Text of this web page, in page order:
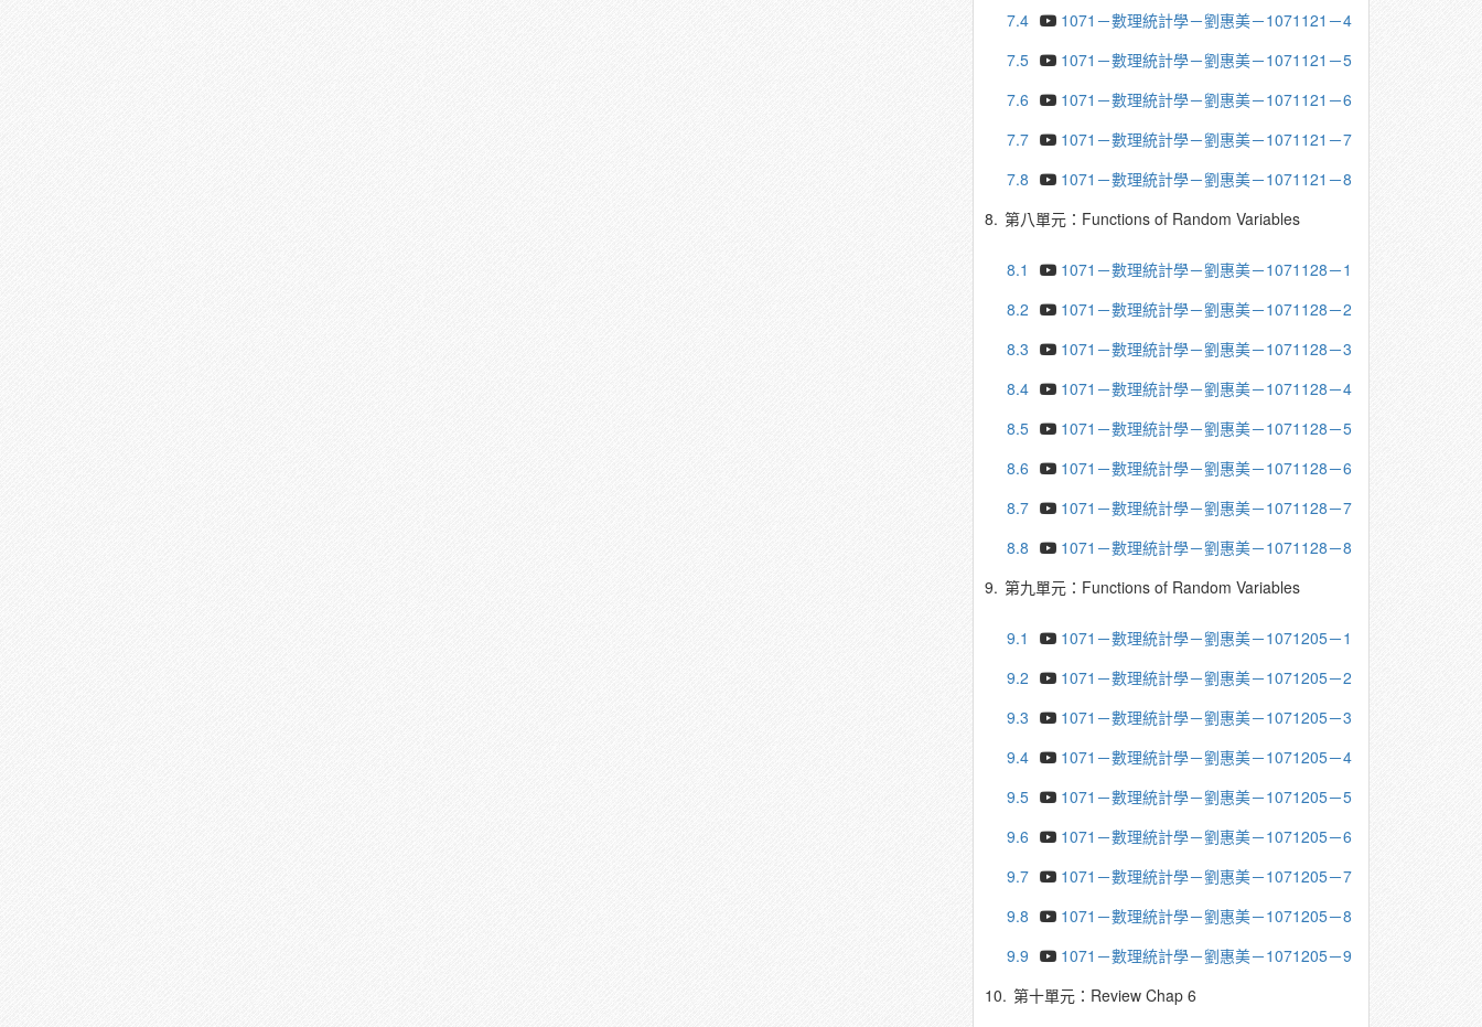
7.4
1071－數理統計學－劉惠美－1071121－4
7.5
1071－數理統計學－劉惠美－1071121－5
7.6
1071－數理統計學－劉惠美－1071121－6
7.7
1071－數理統計學－劉惠美－1071121－7
7.8
1071－數理統計學－劉惠美－1071121－8
8. 第八單元：Functions of Random Variables
8.1
1071－數理統計學－劉惠美－1071128－1
8.2
1071－數理統計學－劉惠美－1071128－2
8.3
1071－數理統計學－劉惠美－1071128－3
8.4
1071－數理統計學－劉惠美－1071128－4
8.5
1071－數理統計學－劉惠美－1071128－5
8.6
1071－數理統計學－劉惠美－1071128－6
8.7
1071－數理統計學－劉惠美－1071128－7
8.8
1071－數理統計學－劉惠美－1071128－8
9. 第九單元：Functions of Random Variables
9.1
1071－數理統計學－劉惠美－1071205－1
9.2
1071－數理統計學－劉惠美－1071205－2
9.3
1071－數理統計學－劉惠美－1071205－3
9.4
1071－數理統計學－劉惠美－1071205－4
9.5
1071－數理統計學－劉惠美－1071205－5
9.6
1071－數理統計學－劉惠美－1071205－6
9.7
1071－數理統計學－劉惠美－1071205－7
9.8
1071－數理統計學－劉惠美－1071205－8
9.9
1071－數理統計學－劉惠美－1071205－9
10. 第十單元：Review Chap 6